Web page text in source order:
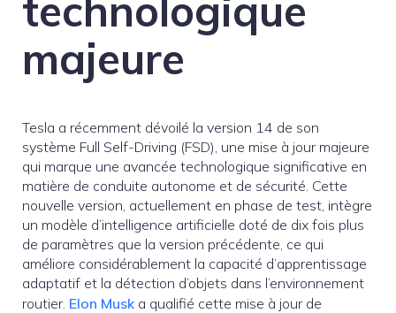
majeure
Tesla a récemment dévoilé la version 14 de son
système Full Self-Driving (FSD), une mise à jour majeure
qui marque une avancée technologique significative en
matière de conduite autonome et de sécurité. Cette
nouvelle version, actuellement en phase de test, intègre
un modèle d’intelligence artificielle doté de dix fois plus
de paramètres que la version précédente, ce qui
améliore considérablement la capacité d’apprentissage
adaptatif et la détection d’objets dans l’environnement
routier. Elon Musk a qualifié cette mise à jour de